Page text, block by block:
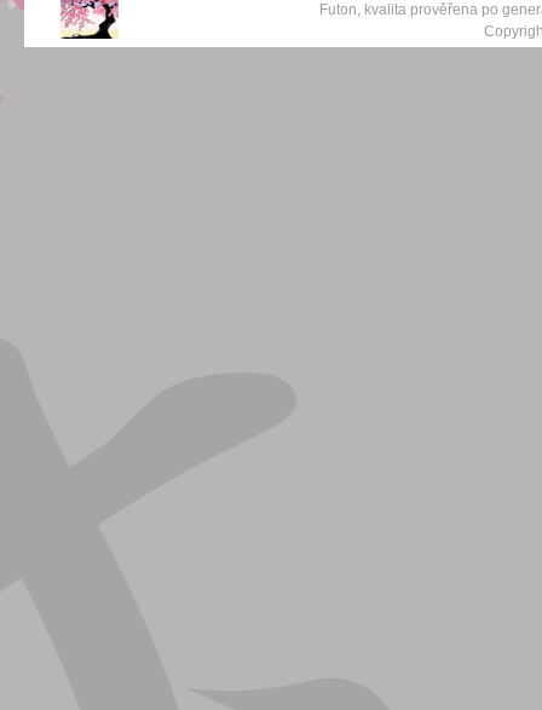
Futon, kvalita prověřena po